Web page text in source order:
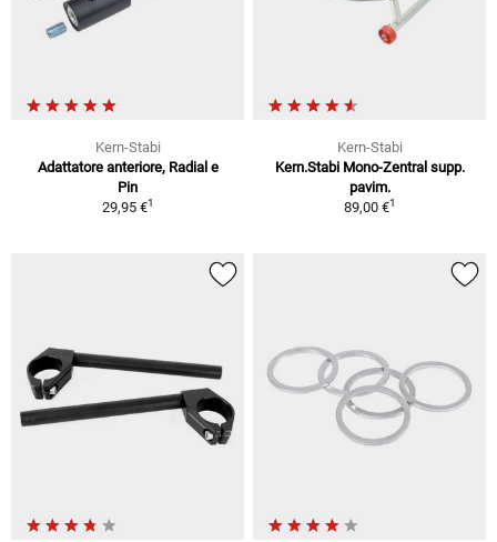
Kern-Stabi
Adattatore anteriore, Radial e
Pin
29,95 €1
Kern-Stabi
Kern.Stabi Mono-Zentral supp.
pavim.
89,00 €1